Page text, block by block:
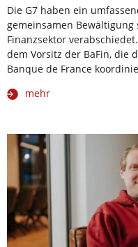
Die G7 haben ein
gemeinsamen
Finanzsektor
dem Vorsitz der BaFin, die
Banque de France
mehr